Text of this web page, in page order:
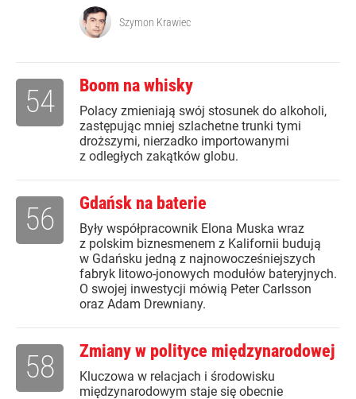
Szymon Krawiec
Boom na whisky
Polacy zmieniają swój stosunek do alkoholi,
zastępując mniej szlachetne trunki tymi
droższymi, nierzadko importowanymi
z odległych zakątków globu.
54
Gdańsk na baterie
Były współpracownik Elona Muska wraz
z polskim biznesmenem z Kalifornii budują
w Gdańsku jedną z najnowocześniejszych
fabryk litowo-jonowych modułów bateryjnych.
O swojej inwestycji mówią Peter Carlsson
oraz Adam Drewniany.
56
Zmiany w polityce międzynarodowej
Kluczowa w relacjach i środowisku
międzynarodowym staje się obecnie
58